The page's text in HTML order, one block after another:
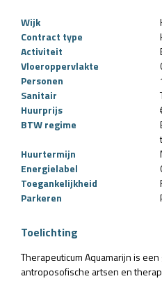
Wijk
Contract type
Activiteit
Vloeroppervlakte
Personen
Sanitair
Huurprijs
BTW regime
Huurtermijn
Energielabel
Toegankelijkheid
Parkeren
Toelichting
Therapeuticum Aquamarijn is
antroposofische artsen en